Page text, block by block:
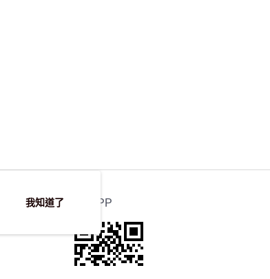
官方APP
我知道了